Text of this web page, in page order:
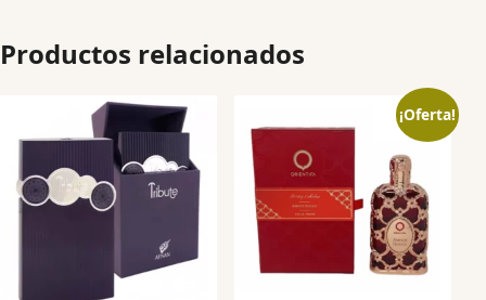
Productos relacionados
¡Oferta!